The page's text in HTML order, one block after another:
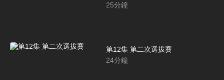
25分鐘
第12集 第二次選拔賽
24分鐘